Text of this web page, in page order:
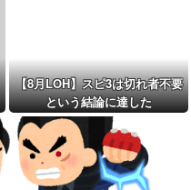
【8月LOH】スピ3は切れ者不要
という結論に達した